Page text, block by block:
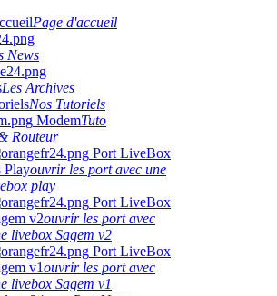
Page d'accueil
News
Les Archives
Nos Tutoriels
ModemTuto
Routeur
Port LiveBox
Playouvrir les port avec une
play
Port LiveBox
v2ouvrir les port avec
livebox Sagem v2
Port LiveBox
v1ouvrir les port avec
livebox Sagem v1